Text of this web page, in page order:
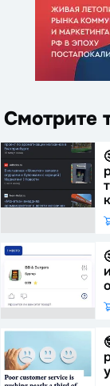
Смотрите